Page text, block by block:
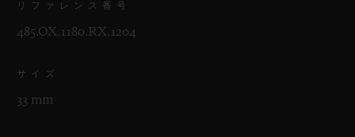
リファレンス番号
485.OX.1180.RX.1204
サイズ
33 mm